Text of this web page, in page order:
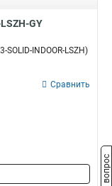
GY
SOLID-INDOOR-LSZH)
Сравнить